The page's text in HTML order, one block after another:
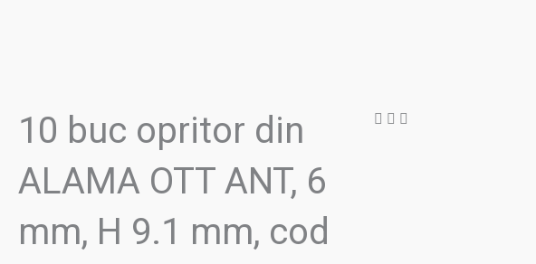
10 buc opritor din
ALAMA OTT ANT, 6
mm, H 9.1 mm, cod